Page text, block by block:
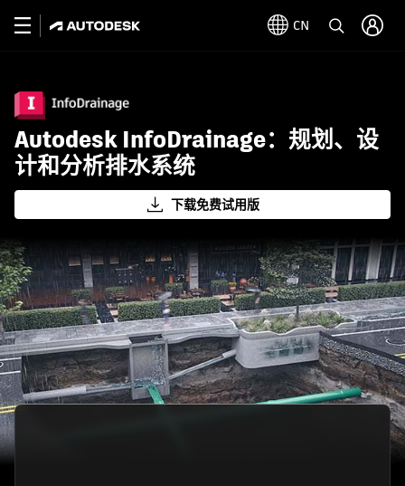
CN
Autodesk InfoDrainage：规划、设
计和分析排水系统
下载免费试用版